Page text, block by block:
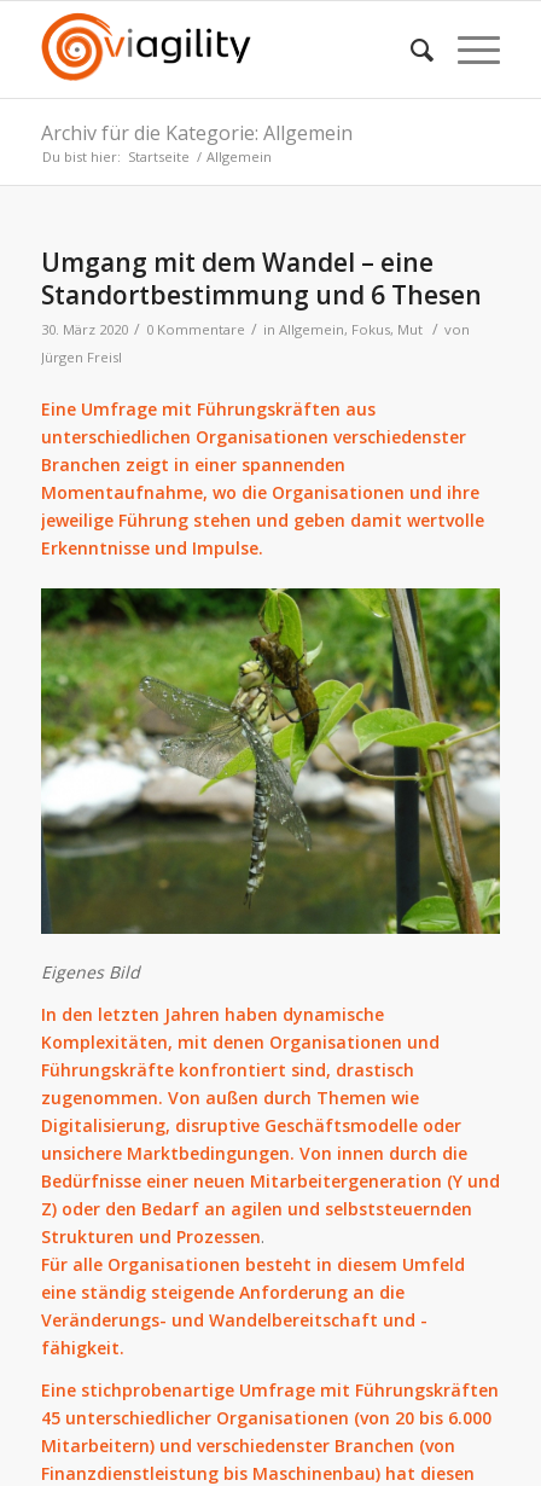
Archiv für die Kategorie: Allgemein
Du bist hier: Startseite / Allgemein
Umgang mit dem Wandel – eine
Standortbestimmung und 6 Thesen
30. März 2020 / 0 Kommentare / in Allgemein, Fokus, Mut / von
Jürgen Freisl
Eine Umfrage mit Führungskräften aus
unterschiedlichen Organisationen verschiedenster
Branchen zeigt in einer spannenden
Momentaufnahme, wo die Organisationen und ihre
jeweilige Führung stehen und geben damit wertvolle
Erkenntnisse und Impulse.
Eigenes Bild
In den letzten Jahren haben dynamische
Komplexitäten, mit denen Organisationen und
Führungskräfte konfrontiert sind, drastisch
zugenommen. Von außen durch Themen wie
Digitalisierung, disruptive Geschäftsmodelle oder
unsichere Marktbedingungen. Von innen durch die
Bedürfnisse einer neuen Mitarbeitergeneration (Y und
Z) oder den Bedarf an agilen und selbststeuernden
Strukturen und Prozessen.
Für alle Organisationen besteht in diesem Umfeld
eine ständig steigende Anforderung an die
Veränderungs- und Wandelbereitschaft und -
fähigkeit.
Eine stichprobenartige Umfrage mit Führungskräften
45 unterschiedlicher Organisationen (von 20 bis 6.000
Mitarbeitern) und verschiedenster Branchen (von
Finanzdienstleistung bis Maschinenbau) hat diesen